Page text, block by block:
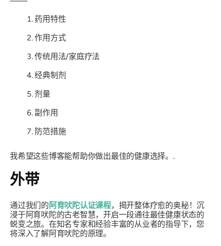
药用特性
作用方式
传统用法/家庭疗法
经典制剂
剂量
副作用
防范措施
我希望这些博客能帮助你做出最佳的健康选择。.
外带
通过我们的 阿育吠陀认证课程，揭开整体疗愈的奥秘！沉
浸于阿育吠陀的古老智慧，开启一段通往最佳健康状态的
蜕变之旅。在知名专家和经验丰富的从业者的指导下，您
将深入了解阿育吠陀的原理。